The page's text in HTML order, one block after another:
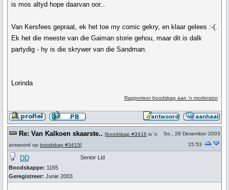
is mos altyd hope daarvan oor...
Van Kersfees gepraat, ek het toe my comic gekry, en klaar gelees :-(.
Ek het die meeste van die Gaiman storie gehou, maar dit is dalk
partydig - hy is die skrywer van die Sandman.
Lorinda
Rapporteer boodskap aan 'n moderator
Re: Van Kalkoen skaarste.. [boodskap #3416 is 'n
antwoord op boodskap #3415]
So., 28 Desember 2003
15:53
DD
Boodskappe: 1165
Geregistreer: Junie 2003
Senior Lid